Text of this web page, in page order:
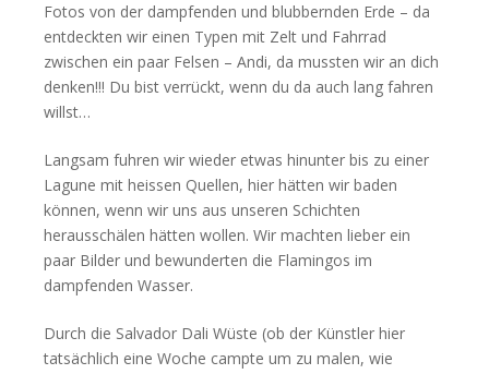
Fotos von der dampfenden und blubbernden Erde – da
entdeckten wir einen Typen mit Zelt und Fahrrad
zwischen ein paar Felsen – Andi, da mussten wir an dich
denken!!! Du bist verrückt, wenn du da auch lang fahren
willst…
Langsam fuhren wir wieder etwas hinunter bis zu einer
Lagune mit heissen Quellen, hier hätten wir baden
können, wenn wir uns aus unseren Schichten
herausschälen hätten wollen. Wir machten lieber ein
paar Bilder und bewunderten die Flamingos im
dampfenden Wasser.
Durch die Salvador Dali Wüste (ob der Künstler hier
tatsächlich eine Woche campte um zu malen, wie